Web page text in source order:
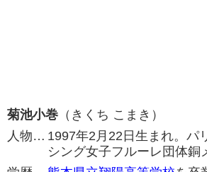
菊池小巻 （きくち こまき）
人物… 1997年2月22日生まれ。パ
シング女子フルーレ団体銅